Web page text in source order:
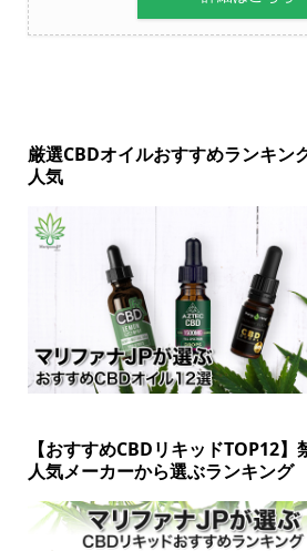
厳選CBDオイルおすすめランキン
人気
【おすすめCBDリキッドTOP12
人気メーカーから選ぶランキング